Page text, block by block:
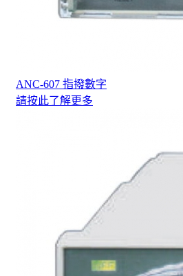
ANC-607 指撥數字
請按此了解更多